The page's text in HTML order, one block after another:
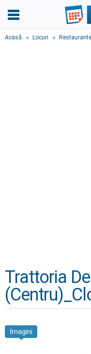
Acasă Locuri Restaurante
Trattoria
Imagini